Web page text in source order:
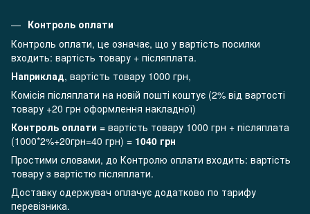
Контроль оплати
Контроль оплати, це означає, що у вартість посилки
входить: вартість товару + післяплата.
Наприклад, вартість товару 1000 грн,
Комісія післяплати на новій пошті коштує (2% від вартості
товару +20 грн оформлення накладної)
Контроль оплати = вартість товару 1000 грн + післяплата
(1000*2%+20грн=40 грн) = 1040 грн
Простими словами, до Контролю оплати входить: вартість
товару з вартістю післяплати.
Доставку одержувач оплачує додатково по тарифу
перевізника.